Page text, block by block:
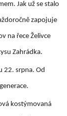
Jak už se stalo
zapojuje
na řece Želivce
Zahrádka.
22. srpna. Od
kostýmovaná